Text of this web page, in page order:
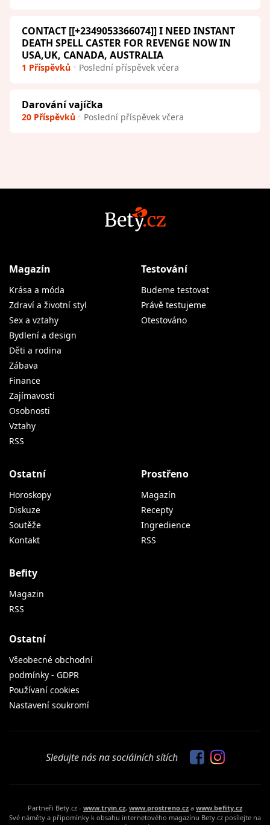
CONTACT [[+2349053366074]] I NEED INSTANT
DEATH SPELL CASTER FOR REVENGE NOW IN
USA,UK, CANADA, AUSTRALIA
1 Příspěvků Poslední příspěvek včera
Darování vajíčka
20 Příspěvků Poslední příspěvek včera
Magazín
Krása a móda
Zdraví a životní styl
Sex a vztahy
Bydlení a design
Děti a rodina
Zábava
Finance
Zajímavosti
Osobnosti
Vztahy
RSS
Testování
Budeme testovat
Právě testujeme
Otestováno
Ostatní
Horoskopy
Diskuze
Soutěže
Kontakt
Prostřeno
Magazín
Recepty
Ingredience
RSS
Befity
Magazin
RSS
Ostatní
Všeobecné obchodní
podmínky - GDPR
Používaní cookies
Nastavení soukromí
Sledujte nás na sociálních sítích
Partneři Bety.cz - www.tryin.cz, www.prostreno.cz a www.befity.cz
Své náměty a připomínky k obsahu internetového magazínu Bety.cz posílejte na